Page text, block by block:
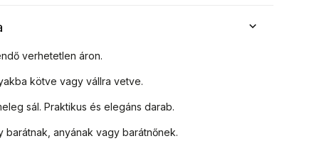
verhetetlen áron.
kötve vagy vállra vetve.
sál. Praktikus és elegáns darab.
barátnak, anyának vagy barátnőnek.